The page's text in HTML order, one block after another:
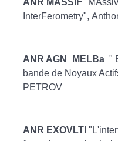
ANR MASSIF
InterFerometry",
ANR AGN_MELBa "
bande de Noyaux
PETROV
ANR EXOVLTI